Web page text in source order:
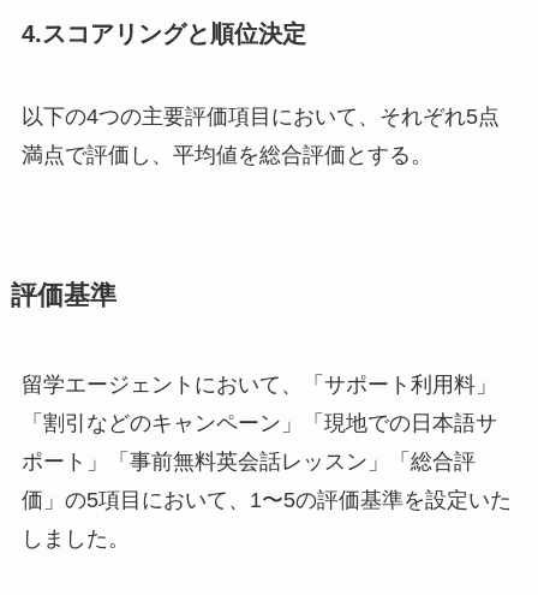
4.スコアリングと順位決定
以下の4つの主要評価項目において、それぞれ5点
満点で評価し、平均値を総合評価とする。
評価基準
留学エージェントにおいて、「サポート利用料」
「割引などのキャンペーン」「現地での日本語サ
ポート」「事前無料英会話レッスン」「総合評
価」の5項目において、1〜5の評価基準を設定いた
しました。